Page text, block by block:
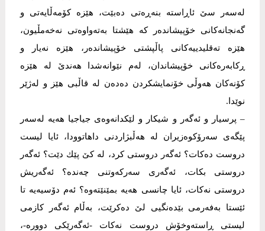
لەسەر سێ ئاڕاستە بنەڕەتی دەبێت، هێزە كۆمەڵایەتی و
گەنجانەكانی خۆپیشاندەر كە هێشتا بەتەواوەتی نەخەمڵیون،
هێزە تەقلیدییەكانی پاڵپشتی خۆپیشاندەر، هێزە نەیار و
ڕكابەرەكانی خۆپیشاندان، لەم نێوانەشدا هەندێ لە هێزە
كۆنەكان هەوڵی خۆنمایشكردن دەدەن لە قاڵبی هێز و لەژێر
نوێدا.
– پرسیار و ئەگەر و شیكار و لێكدانەوەی جیاجیا هەیە لەسەر
پێگەی سەرۆكوەزیران لە هەڵبژاردنی داهاتوودا، ئایا لیست
دروست دەكات؟ ئەگەر دروستی كرد، لە كێ پێك دێت؟ ئەگەر
دروستی بكات، ئەگەری سەركەوتنی چەندە؟ ئەگەریش
دروستی نەكات، ئایا چانسی هەیە بمێنێتەوە؟ ئەم دۆسیەیە تا
ئێستا بەفەرمی بێدەنگیی لێ دەكرێت، بەڵام ئەگەر كازمی
لیستی ڕاستەوخۆش دروست نەكات -ئەگەرێكی دوورە-،